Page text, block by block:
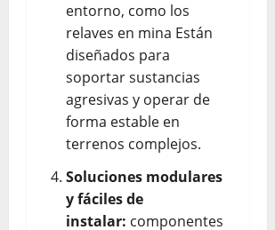
entorno, como los
relaves en mina Están
diseñados para
soportar sustancias
agresivas y operar de
forma estable en
terrenos complejos.
Soluciones modulares
y fáciles de
instalar: componentes